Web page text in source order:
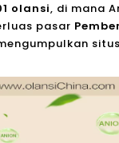
olansi, di mana
pasar